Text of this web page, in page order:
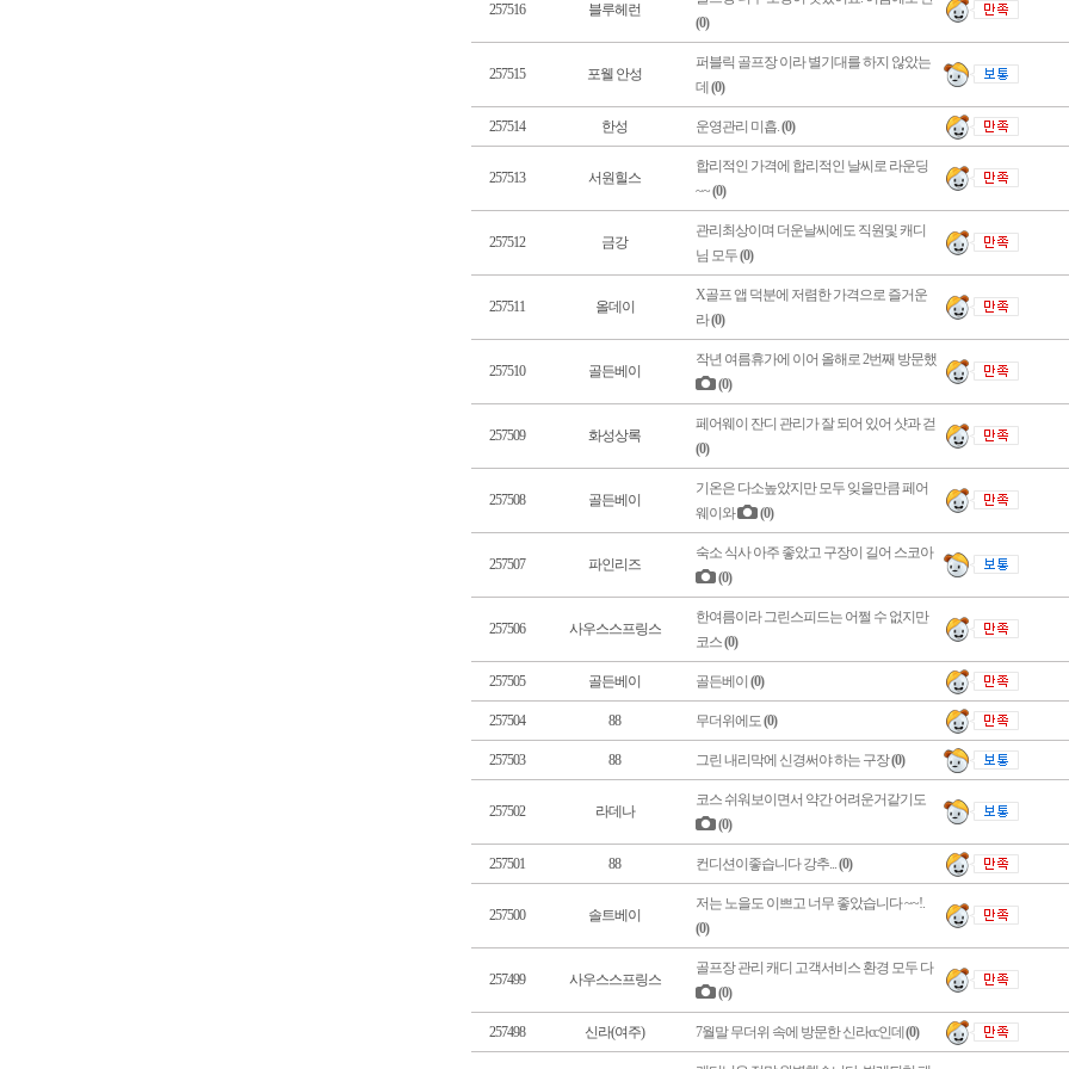
257516 블루헤런
(0)
257515 포웰 안성
퍼블릭 골프장 이라 별기대를 하지 않았는
데 (0)
257514 한성 운영관리 미흡.(0)
257513 서원힐스
합리적인 가격에 합리적인 날씨로 라운딩
~~(0)
257512 금강
관리최상이며 더운날씨에도 직원및 캐디
님 모두(0)
257511 올데이
X골프 앱 덕분에 저렴한 가격으로 즐거운
라(0)
257510 골든베이
작년 여름휴가에 이어 올해로 2번째 방문했
(0)
257509 화성상록
페어웨이 잔디 관리가 잘 되어 있어 샷과 걷
(0)
257508 골든베이
기온은 다소높았지만 모두 잊을만큼 페어
웨이와
(0)
257507 파인리즈
숙소 식사 아주 좋았고 구장이 길어 스코아
(0)
257506 사우스스프링스
한여름이라 그린스피드는 어쩔 수 없지만
코스(0)
257505 골든베이 골든베이 (0)
257504 88 무더위에도(0)
257503 88 그린 내리막에 신경써야 하는 구장(0)
257502 라데나
코스 쉬워보이면서 약간 어려운거같기도
(0)
257501 88 컨디션이좋습니다 강추...(0)
257500 솔트베이
저는 노을도 이쁘고 너무 좋았습니다 ~~!.
(0)
257499 사우스스프링스
골프장 관리 캐디 고객서비스 환경 모두 다
(0)
257498 신라(여주) 7월말 무더위 속에 방문한 신라cc인데 (0)